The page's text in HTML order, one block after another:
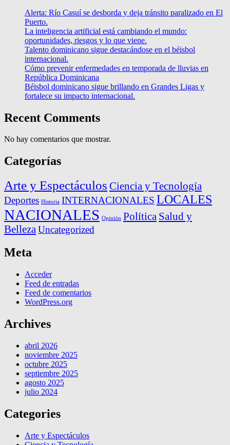
Alerta: Río Casuí se desborda y deja tránsito paralizado en El
Puerto.
La inteligencia artificial está cambiando el mundo:
oportunidades, riesgos y lo que viene.
Talento dominicano sigue destacándose en el béisbol
internacional.
Cómo prevenir enfermedades en temporada de lluvias en
República Dominicana
Béisbol dominicano sigue brillando en Grandes Ligas y
fortalece su impacto internacional.
Recent Comments
No hay comentarios que mostrar.
Categorías
Arte y Espectáculos Ciencia y Tecnología
Deportes Historia INTERNACIONALES LOCALES
NACIONALES Opinión Política Salud y
Belleza Uncategorized
Meta
Acceder
Feed de entradas
Feed de comentarios
WordPress.org
Archives
abril 2026
noviembre 2025
octubre 2025
septiembre 2025
agosto 2025
julio 2024
Categories
Arte y Espectáculos